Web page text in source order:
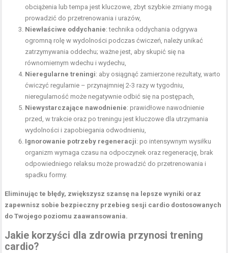
obciążenia lub tempa jest kluczowe, zbyt szybkie zmiany mogą
prowadzić do przetrenowania i urazów,
Niewłaściwe oddychanie:technika oddychania odgrywa
ogromną rolę w wydolności podczas ćwiczeń, należy unikać
zatrzymywania oddechu; ważne jest, aby skupić się na
równomiernym wdechu i wydechu,
Nieregularne treningi: aby osiągnąć zamierzone rezultaty, warto
ćwiczyć regularnie – przynajmniej 2-3 razy w tygodniu,
nieregularność może negatywnie odbić się na postępach,
Niewystarczające nawodnienie: prawidłowe nawodnienie
przed, w trakcie oraz po treningu jest kluczowe dla utrzymania
wydolności i zapobiegania odwodnieniu,
Ignorowanie potrzeby regeneracji: po intensywnym wysiłku
organizm wymaga czasu na odpoczynek oraz regenerację, brak
odpowiedniego relaksu może prowadzić do przetrenowania i
spadku formy.
Eliminując te błędy, zwiększysz szansę na lepsze wyniki oraz
zapewnisz sobie bezpieczny przebieg sesji cardio dostosowanych
do Twojego poziomu zaawansowania.
Jakie korzyści dla zdrowia przynosi trening
cardio?